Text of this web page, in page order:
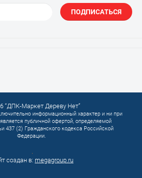
ПОДПИСАТЬСЯ
“ДПК-Маркет Дереву Нет”
информационный характер и ни при
публичной офертой, определяемой
437 (2) Гражданского кодекса Российской
Федерации.
.
создан в: megagroup.ru